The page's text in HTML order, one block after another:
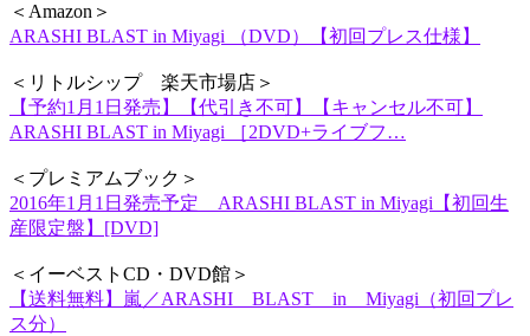
＜Amazon＞
ARASHI BLAST in Miyagi （DVD）【初回プレス仕様】
＜リトルシップ 楽天市場店＞
【予約1月1日発売】【代引き不可】【キャンセル不可】
ARASHI BLAST in Miyagi ［2DVD+ライブフ…
＜プレミアムブック＞
2016年1月1日発売予定 ARASHI BLAST in Miyagi【初回生
産限定盤】[DVD]
＜イーベストCD・DVD館＞
【送料無料】嵐／ARASHI BLAST in Miyagi（初回プレ
ス分）